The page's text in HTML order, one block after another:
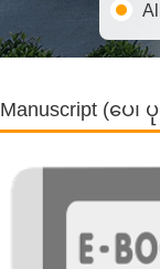
All
Manuscript (ပေ